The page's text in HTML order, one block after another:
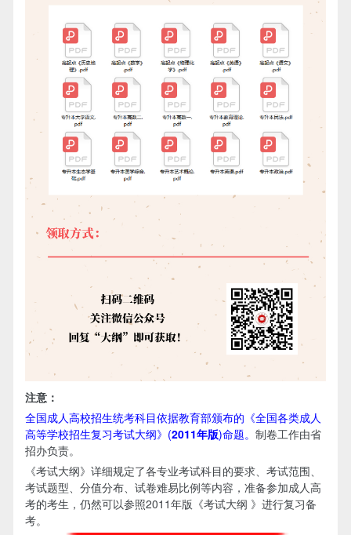
注意：
全国成人高校招生统考科目依据教育部颁布的《全国各类成人
高等学校招生复习考试大纲》(2011年版)命题。 制卷工作由省
招办负责。
​《考试大纲》详细规定了各专业考试科目的要求、考试范围、
考试题型、分值分布、试卷难易比例等内容，准备参加成人高
考的考生，仍然可以参照2011年版《考试大纲 》进行复习备
考。